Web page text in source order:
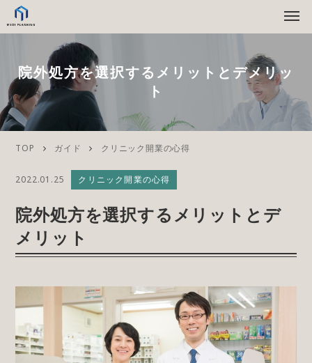
院外処方を選択するメリットとデメリッ
ト
TOP ガイド クリニック開業の心得
2022.01.25 クリニック開業の心得
院外処方を選択するメリットとデ
メリット